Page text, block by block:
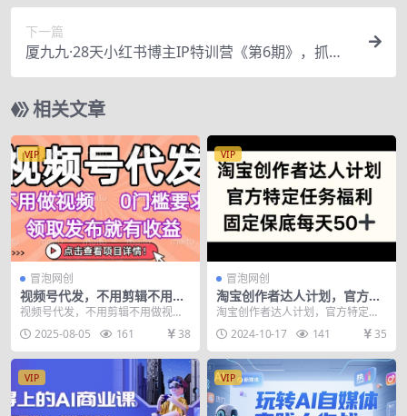
下一篇
厦九九·28天小红书博主IP特训营《第6期》，抓住
小红书商业红利
相关文章
VIP
冒泡网创
视频号代发，不用剪辑不用做
视频，0门槛要求，领取发布
小白轻松上手【揭秘】
视频号代发，不用剪辑不用做视
频，0门槛要求，领取发布就有收
益，任务没有无上限，小...
2025-08-05 161 38
VIP
冒泡网创
淘宝创作者达人计划，官方特
定任务福利，固定保底每天50
淘宝创作者达人计划，官方特定任
务福利，固定保底每天50+【揭
秘】 淘宝新出的任务...
2024-10-17 141 35
VIP VIP